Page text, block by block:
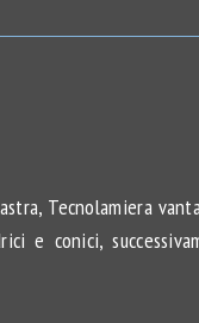
Tecnolamiera
e conici,